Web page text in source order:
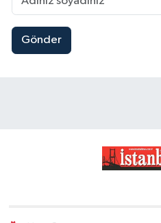
Gönder